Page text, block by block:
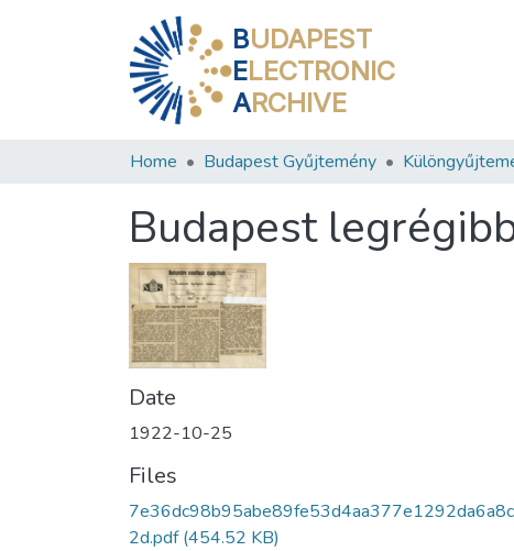
BUDAPEST
ELECTRONIC
ARCHIVE
Home Budapest Gyűjtemény
Budapest
Date
1922-10-25
Files
7e36dc98b95abe89fe53d4aa377e1292da6a8c
2d.pdf(454.52 KB)